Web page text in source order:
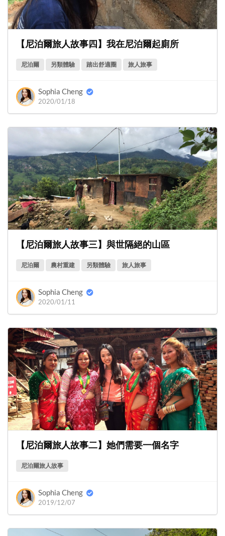
【尼泊爾旅人故事四】我在尼泊爾起廁所
尼泊爾 另類體驗 踏出舒適圈 旅人旅事
Sophia Cheng
2020/01/18
【尼泊爾旅人故事三】與世隔絕的山區
尼泊爾 農村重建 另類體驗 旅人旅事
Sophia Cheng
2020/01/11
【尼泊爾旅人故事二】她們需要一個名字
尼泊爾旅人故事
Sophia Cheng
2019/12/07